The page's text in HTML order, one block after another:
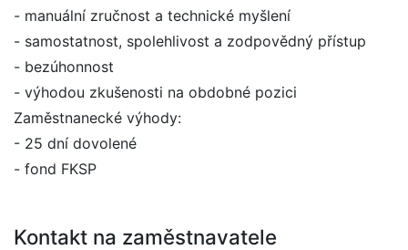
- manuální zručnost a technické myšlení
- samostatnost, spolehlivost a zodpovědný přístup
- bezúhonnost
- výhodou zkušenosti na obdobné pozici
Zaměstnanecké výhody:
- 25 dní dovolené
- fond FKSP
Kontakt na zaměstnavatele